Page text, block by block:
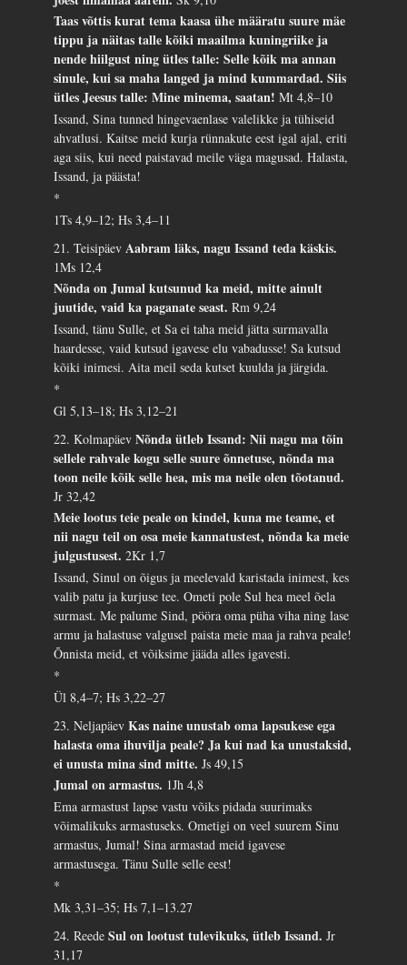
Taas võttis kurat tema kaasa ühe määratu suure mäe
tippu ja näitas talle kõiki maailma kuningriike ja
nende hiilgust ning ütles talle: Selle kõik ma annan
sinule, kui sa maha langed ja mind kummardad. Siis
ütles Jeesus talle: Mine minema, saatan!Mt 4,8–10
Issand, Sina tunned hingevaenlase valelikke ja tühiseid
ahvatlusi. Kaitse meid kurja rünnakute eest igal ajal, eriti
aga siis, kui need paistavad meile väga magusad. Halasta,
Issand, ja päästa!
*
1Ts 4,9–12; Hs 3,4–11
21. Teisipäev Aabram läks, nagu Issand teda käskis.
1Ms 12,4
Nõnda on Jumal kutsunud ka meid, mitte ainult
juutide, vaid ka paganate seast.Rm 9,24
Issand, tänu Sulle, et Sa ei taha meid jätta surmavalla
haardesse, vaid kutsud igavese elu vabadusse! Sa kutsud
kõiki inimesi. Aita meil seda kutset kuulda ja järgida.
*
Gl 5,13–18; Hs 3,12–21
22. KolmapäevNõnda ütleb Issand: Nii nagu ma tõin
sellele rahvale kogu selle suure õnnetuse, nõnda ma
toon neile kõik selle hea, mis ma neile olen tõotanud.
Jr 32,42
Meie lootus teie peale on kindel, kuna me teame, et
nii nagu teil on osa meie kannatustest, nõnda ka meie
julgustusest.2Kr 1,7
Issand, Sinul on õigus ja meelevald karistada inimest, kes
valib patu ja kurjuse tee. Ometi pole Sul hea meel õela
surmast. Me palume Sind, pööra oma püha viha ning lase
armu ja halastuse valgusel paista meie maa ja rahva peale!
Õnnista meid, et võiksime jääda alles igavesti.
*
Ül 8,4–7; Hs 3,22–27
23. NeljapäevKas naine unustab oma lapsukese ega
halasta oma ihuvilja peale? Ja kui nad ka unustaksid,
ei unusta mina sind mitte.Js 49,15
Jumal on armastus. 1Jh 4,8
Ema armastust lapse vastu võiks pidada suurimaks
võimalikuks armastuseks. Ometigi on veel suurem Sinu
armastus, Jumal! Sina armastad meid igavese
armastusega. Tänu Sulle selle eest!
*
Mk 3,31–35; Hs 7,1–13.27
24. ReedeSul on lootust tulevikuks, ütleb Issand.Jr
31,17